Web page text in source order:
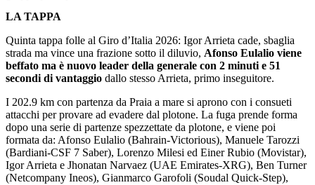
LA TAPPA
Quinta tappa folle al Giro d’Italia 2026: Igor Arrieta cade, sbaglia
strada ma vince una frazione sotto il diluvio, Afonso Eulalio viene
beffato ma è nuovo leader della generale con 2 minuti e 51
secondi di vantaggio dallo stesso Arrieta, primo inseguitore.
I 202.9 km con partenza da Praia a mare si aprono con i consueti
attacchi per provare ad evadere dal plotone. La fuga prende forma
dopo una serie di partenze spezzettate da plotone, e viene poi
formata da: Afonso Eulalio (Bahrain-Victorious), Manuele Tarozzi
(Bardiani-CSF 7 Saber), Lorenzo Milesi ed Einer Rubio (Movistar),
Igor Arrieta e Jhonatan Narvaez (UAE Emirates-XRG), Ben Turner
(Netcompany Ineos), Gianmarco Garofoli (Soudal Quick-Step),